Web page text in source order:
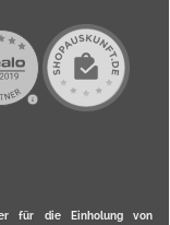
für die Einholung von